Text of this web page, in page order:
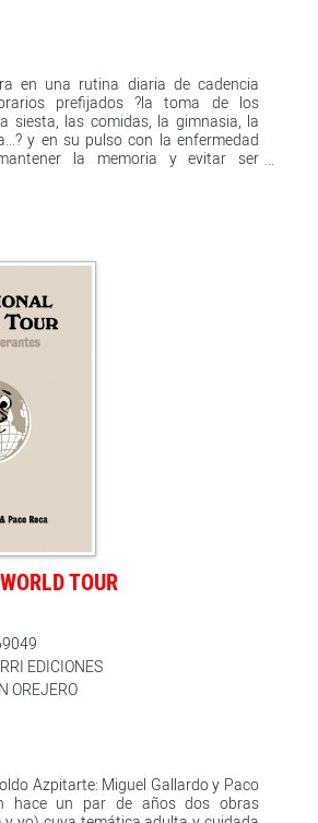
en una rutina diaria de cadencia
prefijados ?la toma de los
siesta, las comidas, la gimnasia, la
y en su pulso con la enfermedad
la memoria y evitar ser
de Miguel, su compañero de
intimista y sensible, con algunos
pero sin caer en ningún momento
aire de verosimilitud que se respira
visto propiciado por un cuidadoso
Paco Roca comenzó a
amigos y visitó residencias de
cómo era la vida en ellas, un
mano que le ha servido para
ficción, que recibió, entre
Nacional del Cómic en 2008, los
al cine dirigida por Ignacio Ferreras ?
la estatuilla a la mejor película de
lleva vendidos ya más de 67.000
TOUR
EDICIONES
OREJERO
Azpitarte: Miguel Gallardo y Paco
hace un par de años dos obras